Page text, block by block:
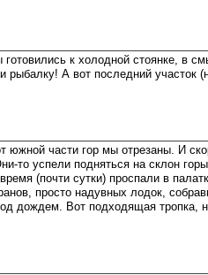
к холодной стоянке, в
А вот последний
части гор мы отрезаны. И
то успели подняться на склон
(почти сутки) проспали в
просто надувных лодок,
дождем. Вот подходящая